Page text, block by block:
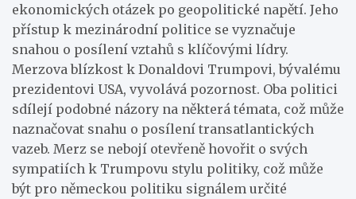
ekonomických otázek po geopolitické napětí. Jeho
přístup k mezinárodní politice se vyznačuje
snahou o posílení vztahů s klíčovými lídry.
Merzova blízkost k Donaldovi Trumpovi, bývalému
prezidentovi USA, vyvolává pozornost. Oba politici
sdílejí podobné názory na některá témata, což může
naznačovat snahu o posílení transatlantických
vazeb. Merz se nebojí otevřeně hovořit o svých
sympatiích k Trumpovu stylu politiky, což může
být pro německou politiku signálem určité